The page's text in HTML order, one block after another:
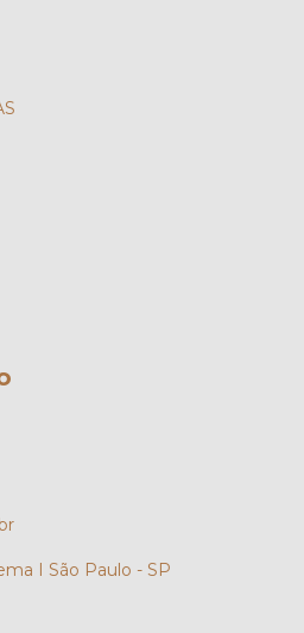
I São Paulo - SP